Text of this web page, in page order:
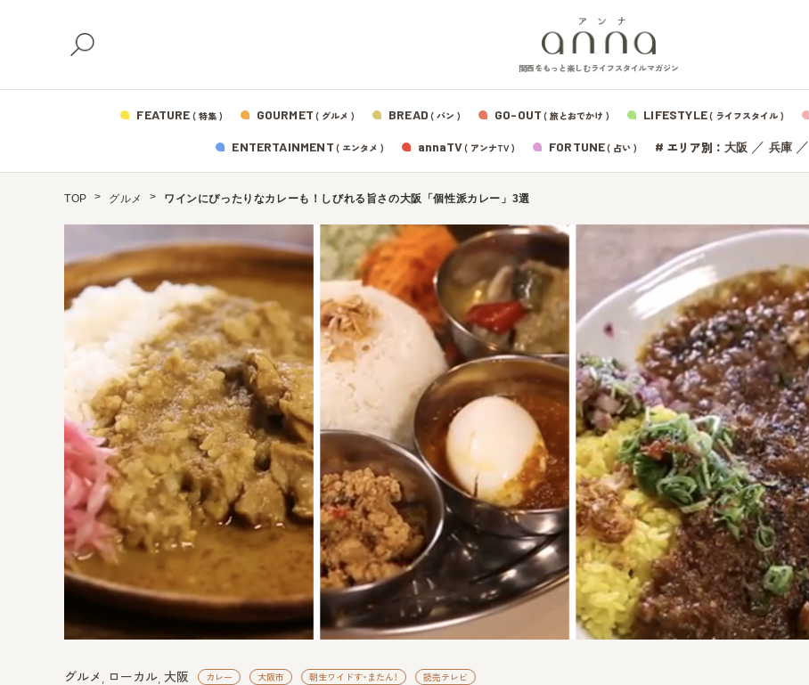
関西をもっと楽しむライフスタイルマガジン
FEATURE ( 特集 ) GOURMET ( グルメ ) BREAD ( パン ) GO-OUT ( 旅とおでかけ ) LIFESTYLE( ライフスタイル )
ENTERTAINMENT ( エンタメ ) annaTV( アンナTV ) FORTUNE( 占い ) # エリア別： 大阪 ／ 兵庫／
TOP グルメ ワインにぴったりなカレーも！しびれる旨さの大阪「個性派カレー」3選
グルメ ローカル 大阪 カレー 大阪市 朝生ワイドす・またん！ 読売テレビ